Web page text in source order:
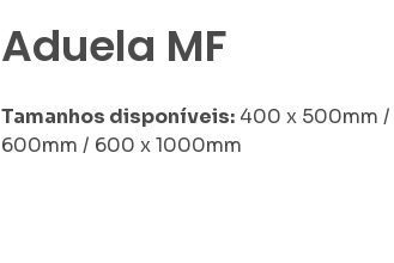
Aduela MF
Tamanhos disponíveis: 400 x 500mm
600mm / 600 x 1000mm